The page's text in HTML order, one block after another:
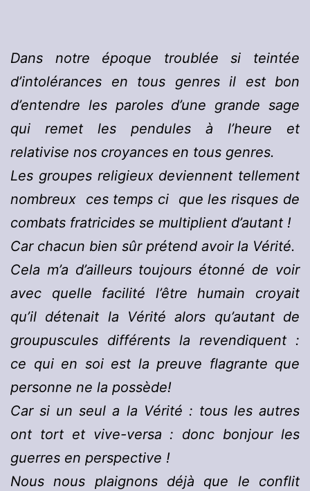
Dans notre époque troublée si teintée
d’intolérances en tous genres il est bon
d’entendre les paroles d’une grande sage
qui remet les pendules à l’heure et
relativise nos croyances en tous genres.
Les groupes religieux deviennent tellement
nombreux ces temps ci que les risques de
combats fratricides se multiplient d’autant !
Car chacun bien sûr prétend avoir la Vérité.
Cela m’a d’ailleurs toujours étonné de voir
avec quelle facilité l’être humain croyait
qu’il détenait la Vérité alors qu’autant de
groupuscules différents la revendiquent :
ce qui en soi est la preuve flagrante que
personne ne la possède!
Car si un seul a la Vérité : tous les autres
ont tort et vive-versa : donc bonjour les
guerres en perspective !
Nous nous plaignons déjà que le conflit